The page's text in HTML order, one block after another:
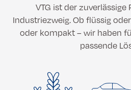
VTG ist der zuverlässige
Industriezweig. Ob flüssig
oder kompakt – wir haben
passende